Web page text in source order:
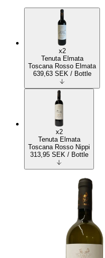
x2
Tenuta Elmata
Toscana Rosso Elmata
639,63 SEK/ Bottle
x2
Tenuta Elmata
Toscana Rosso Nippi
313,95 SEK/ Bottle